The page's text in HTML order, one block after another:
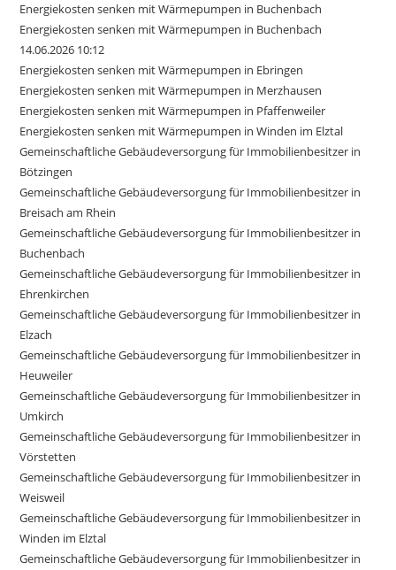
Energiekosten senken mit Wärmepumpen in Buchenbach
Energiekosten senken mit Wärmepumpen in Buchenbach
14.06.2026 10:12
Energiekosten senken mit Wärmepumpen in Ebringen
Energiekosten senken mit Wärmepumpen in Merzhausen
Energiekosten senken mit Wärmepumpen in Pfaffenweiler
Energiekosten senken mit Wärmepumpen in Winden im Elztal
Gemeinschaftliche Gebäudeversorgung für Immobilienbesitzer in
Bötzingen
Gemeinschaftliche Gebäudeversorgung für Immobilienbesitzer in
Breisach am Rhein
Gemeinschaftliche Gebäudeversorgung für Immobilienbesitzer in
Buchenbach
Gemeinschaftliche Gebäudeversorgung für Immobilienbesitzer in
Ehrenkirchen
Gemeinschaftliche Gebäudeversorgung für Immobilienbesitzer in
Elzach
Gemeinschaftliche Gebäudeversorgung für Immobilienbesitzer in
Heuweiler
Gemeinschaftliche Gebäudeversorgung für Immobilienbesitzer in
Umkirch
Gemeinschaftliche Gebäudeversorgung für Immobilienbesitzer in
Vörstetten
Gemeinschaftliche Gebäudeversorgung für Immobilienbesitzer in
Weisweil
Gemeinschaftliche Gebäudeversorgung für Immobilienbesitzer in
Winden im Elztal
Gemeinschaftliche Gebäudeversorgung für Immobilienbesitzer in